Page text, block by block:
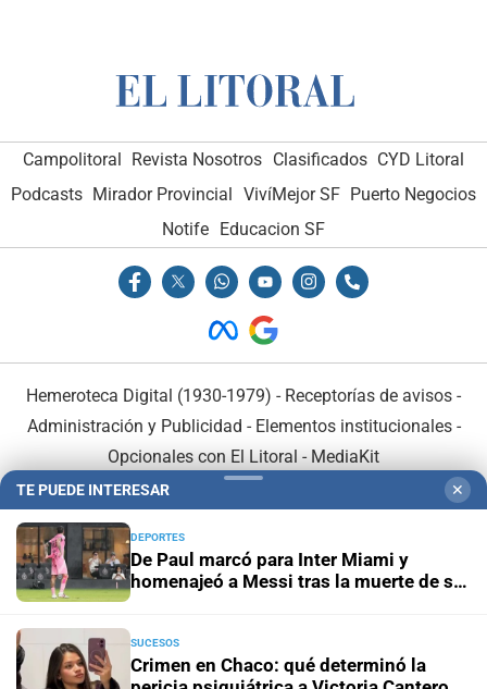
Campolitoral Revista Nosotros Clasificados CYD Litoral
Podcasts Mirador Provincial VivíMejor SF Puerto Negocios
Notife Educacion SF
Hemeroteca Digital (1930-1979) - Receptorías de avisos -
Administración y Publicidad - Elementos institucionales-
Opcionales con El Litoral - MediaKit
En Asociación con:
TE PUEDE INTERESAR ✕
DEPORTES
De Paul marcó para Inter Miami y
homenajeó a Messi tras la muerte de su
SUCESOS
Crimen en Chaco: qué determinó la